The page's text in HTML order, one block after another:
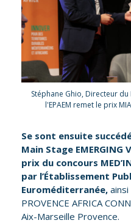
Stéphane Ghio, Directeur
l'EPAEM remet le prix
Se sont ensuite
Main Stage EMERGING
prix du concours
par l’Établissement
Euroméditerranée,
PROVENCE AFRICA
Aix-Marseille Provence.